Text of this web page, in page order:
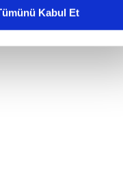
kullanılmaktadır. Bu
sunulması
sizlere yönelik
detaylı bilgi için Ayarlar
Kabul Et